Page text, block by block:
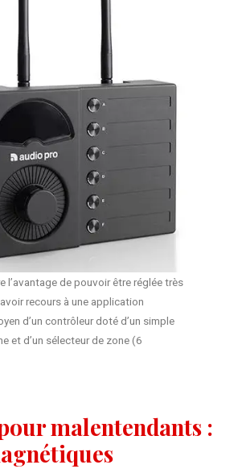
l’avantage de pouvoir être réglée très
recours à une application
d’un contrôleur doté d’un simple
et d’un sélecteur de zone (6
malentendants :